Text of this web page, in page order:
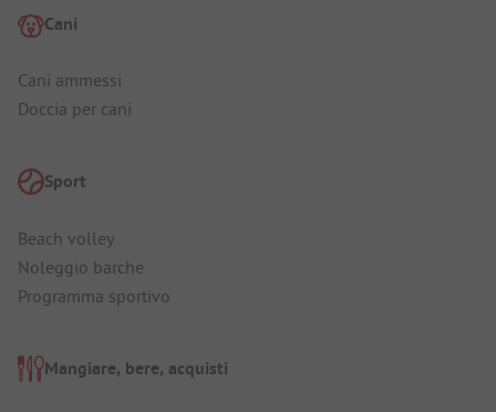
Cani
Cani ammessi
Doccia per cani
Sport
Beach volley
Noleggio barche
Programma sportivo
Mangiare, bere, acquisti